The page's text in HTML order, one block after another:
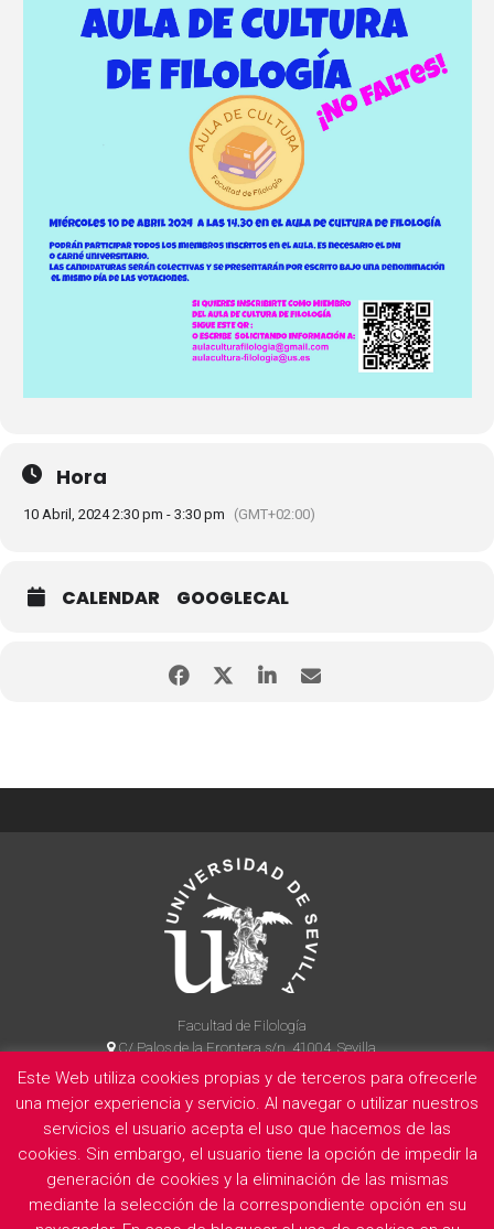
Hora
10 Abril, 2024 2:30 pm - 3:30 pm (GMT+02:00)
CALENDAR GOOGLECAL
Facultad de Filología
C/ Palos de la Frontera s/n, 41004, Sevilla
954 55 14 90
La Facultad Información legal Politica de privacidad Cookies
E
Este Web utiliza cookies propias y de terceros para ofrecerle
una mejor experiencia y servicio. Al navegar o utilizar nuestros
servicios el usuario acepta el uso que hacemos de las
cookies. Sin embargo, el usuario tiene la opción de impedir la
generación de cookies y la eliminación de las mismas
mediante la selección de la correspondiente opción en su